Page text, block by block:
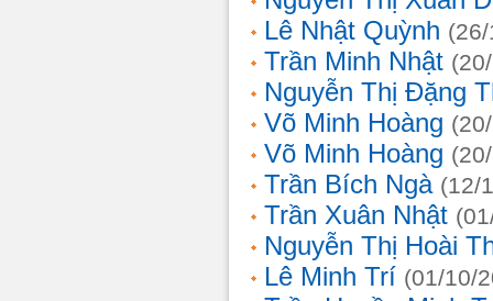
Lê Nhật Quỳnh
Trần Minh Nhật
Nguyễn Thị Đặng
Võ Minh Hoàng
Võ Minh Hoàng
Trần Bích Ngà (12/
Trần Xuân Nhật
Nguyễn Thị Hoài
Lê Minh Trí (01/10/